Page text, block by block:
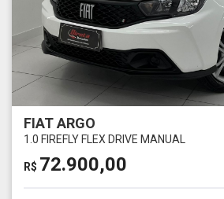
FIAT ARGO
1.0 FIREFLY FLEX DRIVE MANUAL
R$ 72.900,00